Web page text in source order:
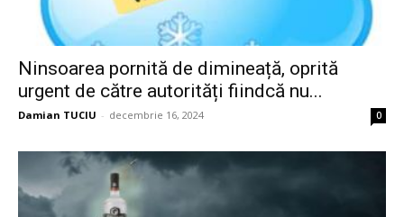
Ninsoarea pornită de dimineață, oprită
urgent de către autorități fiindcă nu...
Damian TUCIU - decembrie 16, 2024 0